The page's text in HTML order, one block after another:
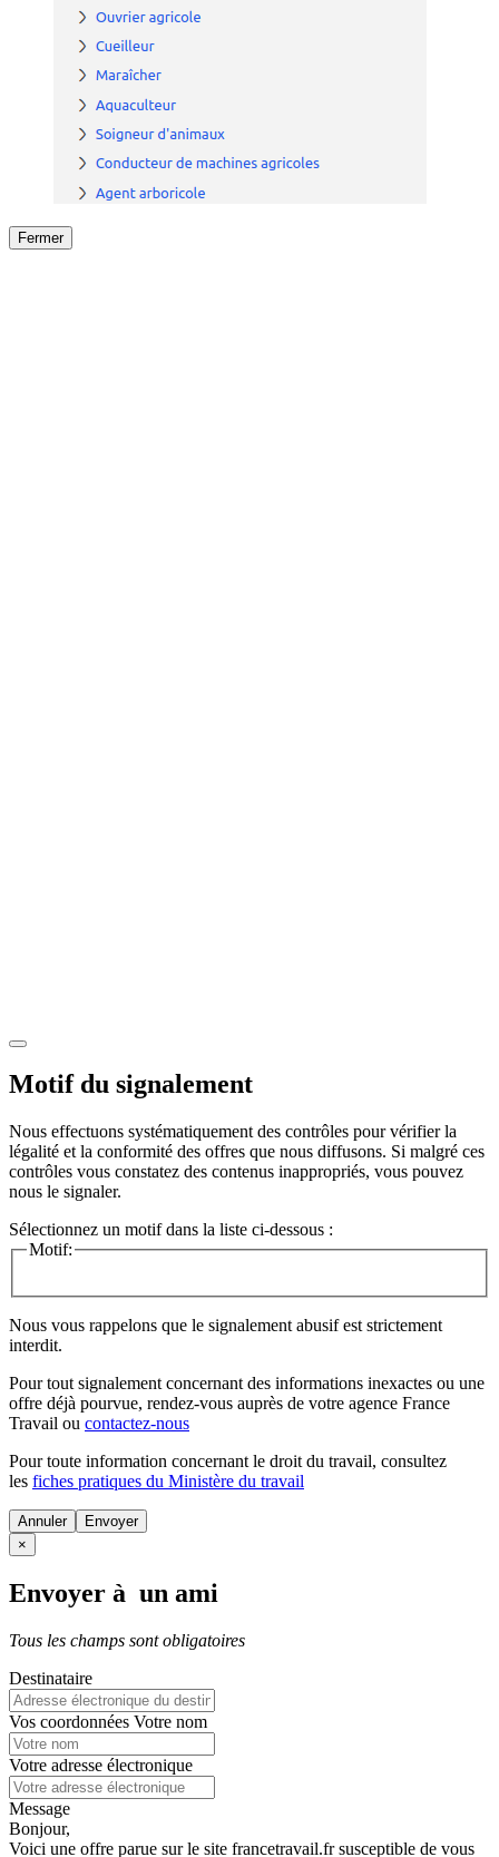
Fermer
Motif du signalement
Nous effectuons systématiquement des contrôles pour vérifier la
légalité et la conformité des offres que nous diffusons. Si malgré ces
contrôles vous constatez des contenus inappropriés, vous pouvez
nous le signaler.
Sélectionnez un motif dans la liste ci-dessous :
Motif:
Nous vous rappelons que le signalement abusif est strictement
interdit.
Pour tout signalement concernant des informations inexactes ou une
offre déjà pourvue, rendez-vous auprès de votre agence France
Travail ou contactez-nous
Pour toute information concernant le droit du travail, consultez
les fiches pratiques du Ministère du travail
Annuler
×
Envoyer à un ami
Tous les champs sont obligatoires
Destinataire
Vos coordonnées Votre nom
Votre adresse électronique
Message
Bonjour,
Voici une offre parue sur le site francetravail.fr susceptible de vous